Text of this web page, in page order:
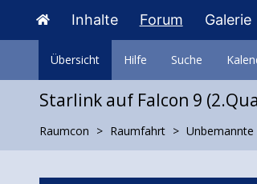
Inhalte Forum Galerie
Übersicht Hilfe Suche
Starlink auf Falcon 9
Raumcon Raumfahrt